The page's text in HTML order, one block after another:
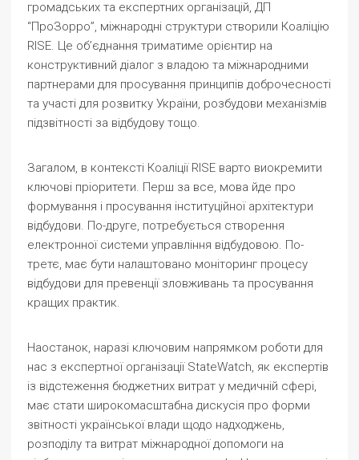
громадських та експертних організацій, ДП
“ПроЗорро”, міжнародні структури створили Коаліцію
RISE. Це об’єднання триматиме орієнтир на
конструктивний діалог з владою та міжнародними
партнерами для просування принципів доброчесності
та участі для розвитку України, розбудови механізмів
підзвітності за відбудову тощо.
Загалом, в контексті Коаліції RISE варто виокремити
ключові пріоритети. Перш за все, мова йде про
формування і просування інституційної архітектури
відбудови. По-друге, потребується створення
електронної системи управління відбудовою. По-
третє, має бути налаштовано моніторинг процесу
відбудови для превенції зловживань та просування
кращих практик.
Наостанок, наразі ключовим напрямком роботи для
нас з експертної організації StateWatch, як експертів
із відстеження бюджетних витрат у медичній сфері,
має стати широкомасштабна дискусія про форми
звітності української влади щодо надходжень,
розподілу та витрат міжнародної допомоги на